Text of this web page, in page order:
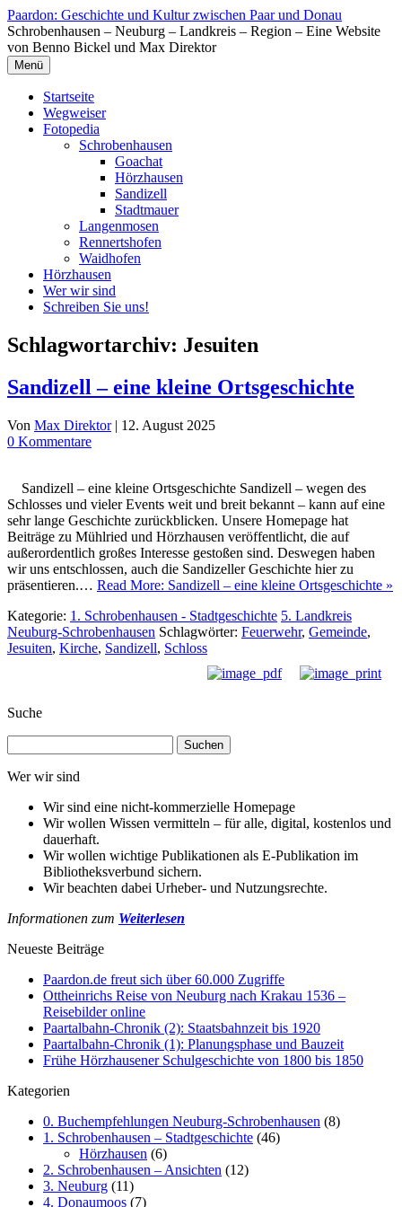
Zum
Inhalt
springen
Paardon: Geschichte und Kultur zwischen Paar und Donau
Schrobenhausen – Neuburg – Landkreis – Region – Eine Website
von Benno Bickel und Max Direktor
Menü
Startseite
Wegweiser
Fotopedia
Schrobenhausen
Goachat
Hörzhausen
Sandizell
Stadtmauer
Langenmosen
Rennertshofen
Waidhofen
Hörzhausen
Wer wir sind
Schreiben Sie uns!
Schlagwortarchiv: Jesuiten
Sandizell – eine kleine Ortsgeschichte
Von Max Direktor | 12. August 2025
0 Kommentare
Sandizell – eine kleine Ortsgeschichte Sandizell – wegen des
Schlosses und vieler Events weit und breit bekannt – kann auf eine
sehr lange Geschichte zurückblicken. Unsere Homepage hat
Beiträge zu Mühlried und Hörzhausen veröffentlicht, die auf
außerordentlich großes Interesse gestoßen sind. Deswegen haben
wir uns entschlossen, auch die Sandizeller Geschichte hier zu
präsentieren.… Read More: Sandizell – eine kleine Ortsgeschichte »
Kategorie: 1. Schrobenhausen - Stadtgeschichte 5. Landkreis
Neuburg-Schrobenhausen Schlagwörter: Feuerwehr, Gemeinde,
Jesuiten, Kirche, Sandizell, Schloss
Suche
nach:
Wer wir sind
Wir sind eine nicht-kommerzielle Homepage
Wir wollen Wissen vermitteln – für alle, digital, kostenlos und
dauerhaft.
Wir wollen wichtige Publikationen als E-Publikation im
Bibliotheksverbund sichern.
Wir beachten dabei Urheber- und Nutzungsrechte.
Informationen zum Weiterlesen
Neueste Beiträge
Paardon.de freut sich über 60.000 Zugriffe
Ottheinrichs Reise von Neuburg nach Krakau 1536 –
Reisebilder online
Paartalbahn-Chronik (2): Staatsbahnzeit bis 1920
Paartalbahn-Chronik (1): Planungsphase und Bauzeit
Frühe Hörzhausener Schulgeschichte von 1800 bis 1850
Kategorien
0. Buchempfehlungen Neuburg-Schrobenhausen (8)
1. Schrobenhausen – Stadtgeschichte (46)
Hörzhausen (6)
2. Schrobenhausen – Ansichten (12)
3. Neuburg (11)
4. Donaumoos (7)